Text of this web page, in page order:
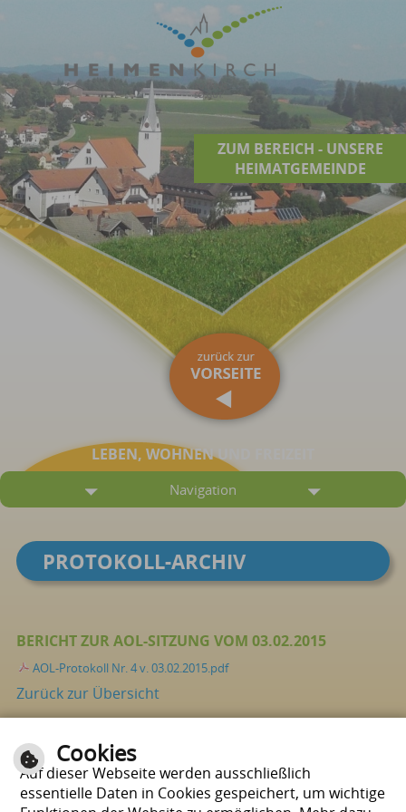
ZUM BEREICH - UNSERE
HEIMATGEMEINDE
LEBEN, WOHNEN UND FREIZEIT
Navigation
PROTOKOLL-ARCHIV
BERICHT ZUR AOL-SITZUNG VOM 03.02.2015
AOL-Protokoll Nr. 4 v. 03.02.2015.pdf
Zurück zur Übersicht
Seite drucken
Cookies
Auf dieser Webseite werden ausschließlich
essentielle Daten in Cookies gespeichert, um wichtige